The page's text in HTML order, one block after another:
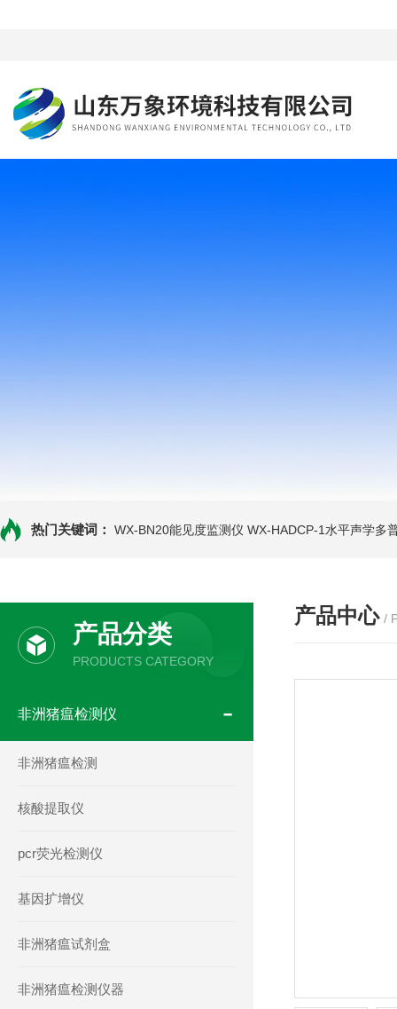
热门关键词： WX-BN20能见度监测仪 WX-HADCP-1水平声学多
产品分类
PRODUCTS CATEGORY
非洲猪瘟检测仪
非洲猪瘟检测
核酸提取仪
pcr荧光检测仪
基因扩增仪
非洲猪瘟试剂盒
非洲猪瘟检测仪器
产品中心 /